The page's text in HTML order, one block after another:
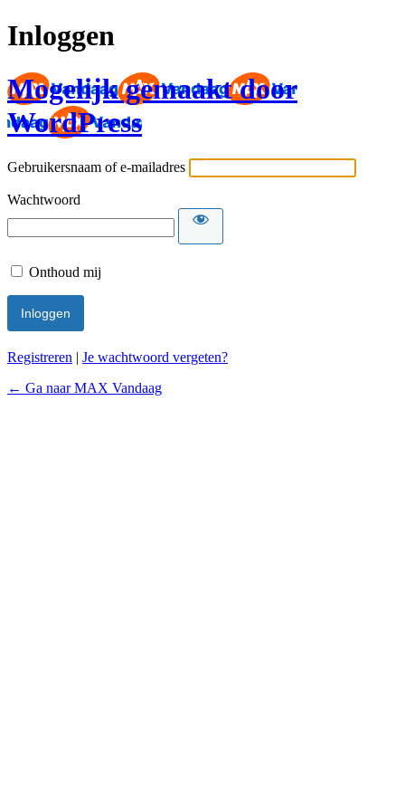
Inloggen
Mogelijk gemaakt door
WordPress
Gebruikersnaam of e-mailadres
Wachtwoord
Onthoud mij
Registreren | Je wachtwoord vergeten?
← Ga naar MAX Vandaag